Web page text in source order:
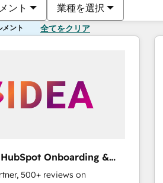
ント 業種を選択
ント 全てをクリア
Onboarding &
500+ reviews on